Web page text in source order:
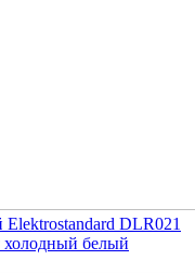
DLR021
холодный белый